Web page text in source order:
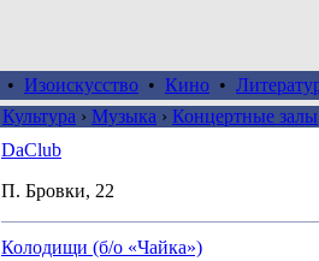
• Изоискусство • Кино •
Культура › Музыка › Концертные залы
DaClub
П. Бровки, 22
Колодищи (б/о «Чайка»)